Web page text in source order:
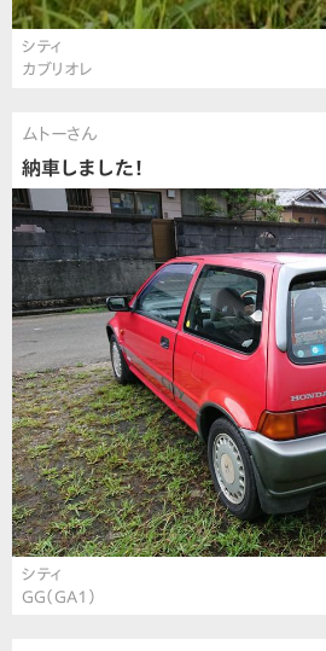
シティ
カブリオレ
ムトーさん
納車しました！
シティ
GG（GA1）